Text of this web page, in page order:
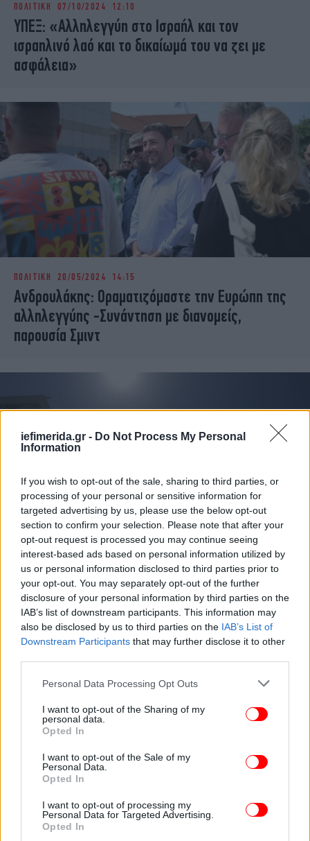
iefimerida.gr - Do Not Process My Personal
Information
If you wish to opt-out of the sale, sharing to third parties, or
processing of your personal or sensitive information for
targeted advertising by us, please use the below opt-out
section to confirm your selection. Please note that after your
opt-out request is processed you may continue seeing
interest-based ads based on personal information utilized by
us or personal information disclosed to third parties prior to
your opt-out. You may separately opt-out of the further
disclosure of your personal information by third parties on the
IAB’s list of downstream participants. This information may
also be disclosed by us to third parties on the IAB’s List of
Downstream Participants that may further disclose it to other
Please note that this website/app uses one or more Google
not limited to your visit or usage behaviour. You may click to
grant or deny consent to Google and its third-party tags to
use your data for below specified purposes in below Google
consent section.
Personal Data Processing Opt Outs
I want to opt-out of the Sharing of my
personal data.
Opted In
I want to opt-out of the Sale of my
Personal Data.
Opted In
I want to opt-out of processing my
Personal Data for Targeted Advertising.
Opted In
ΠΟΛΙΤΙΚΗ 07/10/2024 12:10
ΥΠΕΞ: «Αλληλεγγύη στο Ισραήλ και τον
ισραηλινό λαό και το δικαίωμά του να ζει με
ασφάλεια»
ΠΟΛΙΤΙΚΗ 20/05/2024 14:15
Ανδρουλάκης: Οραματιζόμαστε την Ευρώπη της
αλληλεγγύης -Συνάντηση με διανομείς,
παρουσία Σμιντ
ΠΟΛΙΤΙΚΗ 01/02/2024 11:55
Το ΚΚΕ χαιρετίζει τις «μεγαλειώδεις»
αγροτικές κινητοποιήσεις: «Αλληλεγγύη στον
δίκαιο αγώνα»
ΠΟΛΙΤΙΚΗ 20/12/2023 20:08
Σχοινάς για Σύμφωνο Μετανάστευσης: 20.000